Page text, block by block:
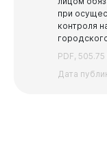
при
контроля
PDF,
Дата